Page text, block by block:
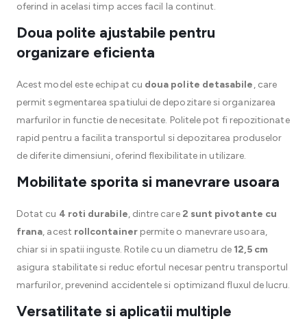
oferind in acelasi timp acces facil la continut.
Doua polite ajustabile pentru
organizare eficienta
Acest model este echipat cu doua polite detasabile, care
permit segmentarea spatiului de depozitare si organizarea
marfurilor in functie de necesitate. Politele pot fi repozitionate
rapid pentru a facilita transportul si depozitarea produselor
de diferite dimensiuni, oferind flexibilitate in utilizare.
Mobilitate sporita si manevrare usoara
Dotat cu 4 roti durabile, dintre care 2 sunt pivotante cu
frana, acest rollcontainerpermite o manevrare usoara,
chiar si in spatii inguste. Rotile cu un diametru de 12,5 cm
asigura stabilitate si reduc efortul necesar pentru transportul
marfurilor, prevenind accidentele si optimizand fluxul de lucru.
Versatilitate si aplicatii multiple